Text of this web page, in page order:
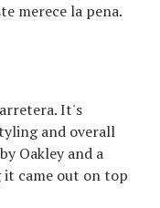
merece la pena.
It's
and overall
Oakley and a
came out on top